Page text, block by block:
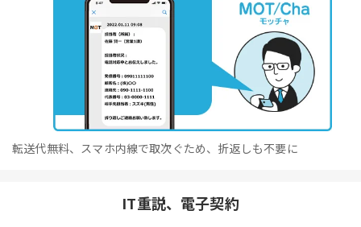
転送代無料、スマホ内線で取次ぐため、折返しも不要に
IT重説、電子契約